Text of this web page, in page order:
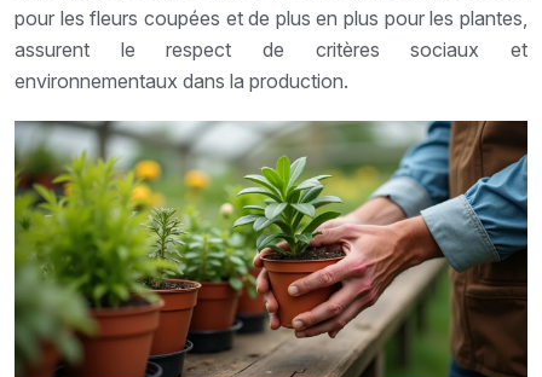
pour les fleurs coupées et de plus en plus pour les plantes,
assurent le respect de critères sociaux et
environnementaux dans la production.